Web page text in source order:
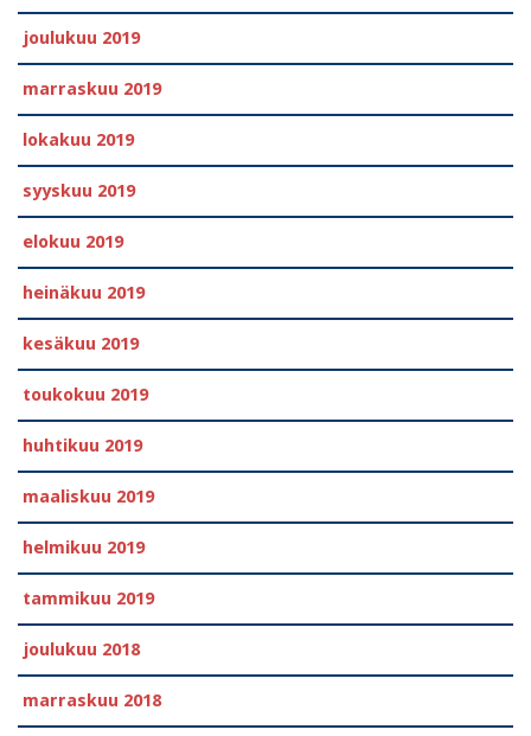
joulukuu 2019
marraskuu 2019
lokakuu 2019
syyskuu 2019
elokuu 2019
heinäkuu 2019
kesäkuu 2019
toukokuu 2019
huhtikuu 2019
maaliskuu 2019
helmikuu 2019
tammikuu 2019
joulukuu 2018
marraskuu 2018